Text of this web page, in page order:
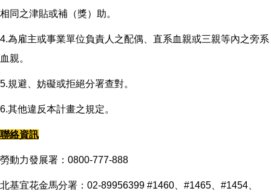
相同之津貼或補（獎）助。
4.為雇主或事業單位負責人之配偶、直系血親或三親等內之旁系
血親。
5.規避、妨礙或拒絕分署查對。
6.其他違反本計畫之規定。
聯絡資訊
勞動力發展署：0800-777-888
北基宜花金馬分署：02-89956399 #1460、#1465、#1454、